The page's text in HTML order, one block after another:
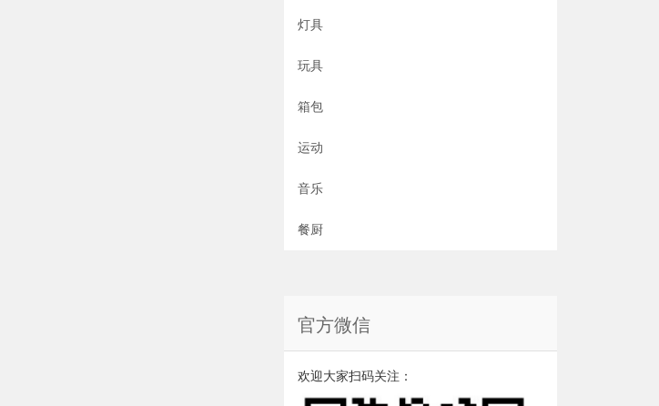
灯具
玩具
箱包
运动
音乐
餐厨
官方微信
欢迎大家扫码关注：